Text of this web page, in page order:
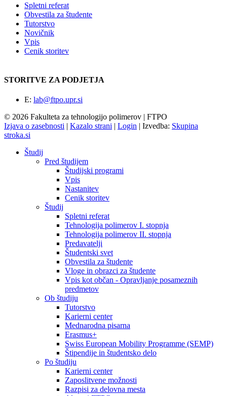
Spletni referat
Obvestila za študente
Tutorstvo
Novičnik
Vpis
Cenik storitev
STORITVE ZA PODJETJA
E: lab@ftpo.upr.si
© 2026 Fakulteta za tehnologijo polimerov | FTPO
Izjava o zasebnosti | Kazalo strani | Login | Izvedba: Skupina
stroka.si
Študij
Pred študijem
Študijski programi
Vpis
Nastanitev
Cenik storitev
Študij
Spletni referat
Tehnologija polimerov I. stopnja
Tehnologija polimerov II. stopnja
Predavatelji
Študentski svet
Obvestila za študente
Vloge in obrazci za študente
Vpis kot občan - Opravljanje posameznih
predmetov
Ob študiju
Tutorstvo
Karierni center
Mednarodna pisarna
Erasmus+
Swiss European Mobility Programme (SEMP)
Štipendije in študentsko delo
Po študiju
Karierni center
Zaposlitvene možnosti
Razpisi za delovna mesta